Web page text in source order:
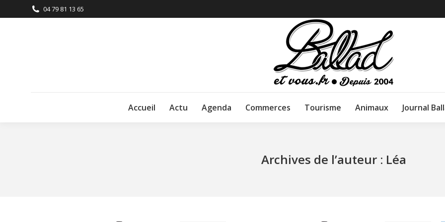
04 79 81 13 65
Accueil Actu Agenda Commerces Tourisme Animaux Journal
Archives de l’auteur : Léa